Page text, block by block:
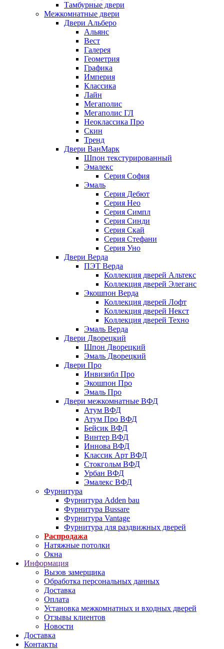
Тамбурные двери
Межкомнатные двери
Двери Альберо
Альянс
Вест
Галерея
Геометрия
Графика
Империя
Классика
Лайн
Мегаполис
Мегаполис ГЛ
Неоклассика Про
Скин
Тренд
Двери ВанМарк
Шпон текстурированный
Эмалекс
Серия София
Эмаль
Серия Дебют
Серия Нео
Серия Симпл
Серия Синди
Серия Скай
Серия Стефани
Серия Уно
Двери Верда
ПЭТ Верда
Коллекция дверей Альтекс
Коллекция дверей Элеганс
Экошпон Верда
Коллекция дверей Лофт
Коллекция дверей Некст
Коллекция дверей Техно
Эмаль Верда
Двери Дворецкий
Шпон Дворецкий
Эмаль Дворецкий
Двери Про
Инвизибл Про
Экошпон Про
Эмаль Про
Двери межкомнатные ВФД
Атум ВФД
Атум Про ВФД
Бейсик ВФД
Винтер ВФД
Иннова ВФД
Классик Арт ВФД
Стокгольм ВФД
Урбан ВФД
Эмалекс ВФД
Фурнитура
Фурнитура Adden bau
Фурнитура Bussare
Фурнитура Vantage
Фурнитура для раздвижных дверей
Распродажа
Натяжные потолки
Окна
Информация
Вызов замерщика
Обработка персональных данных
Доставка
Оплата
Установка межкомнатных и входных дверей
Отзывы клиентов
Новости
Доставка
Контакты